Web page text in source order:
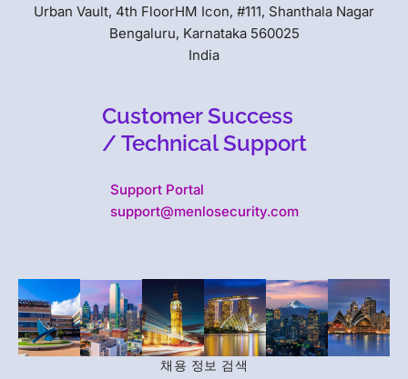
Urban Vault, 4th FloorHM Icon, #111, Shanthala Nagar
Bengaluru, Karnataka 560025
India
Customer Success
/ Technical Support
Support Portal
support@menlosecurity.com
채용 정보 검색